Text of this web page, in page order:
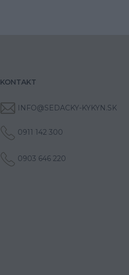
KONTAKT
INFO@SEDACKY-KYKYN.SK
0911 142 300
0903 646 220